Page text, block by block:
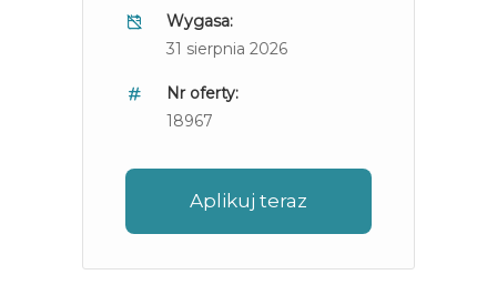
Wygasa:
31 sierpnia 2026
Nr oferty:
18967
Aplikuj teraz